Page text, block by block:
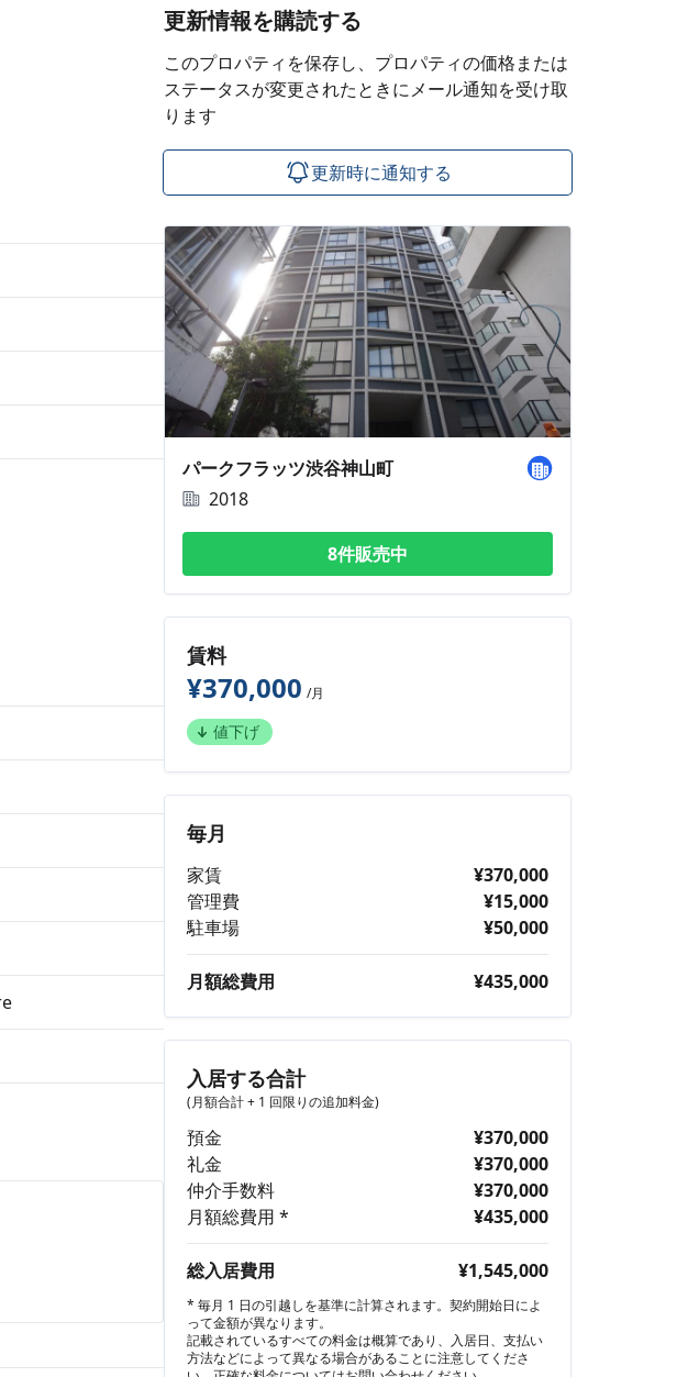
更新情報を購読する
このプロパティを保存し、プロパティの価格または
ステータスが変更されたときにメール通知を受け取
ります
更新時に通知する
パークフラッツ渋谷神山町
2018
8件販売中
賃料
¥370,000 /月
値下げ
毎月
家賃
¥370,000
管理費
¥15,000
駐車場
¥50,000
月額総費用 ¥435,000
入居する合計
(月額合計 + 1 回限りの追加料金)
預金
¥370,000
礼金
¥370,000
仲介手数料
¥370,000
月額総費用 *
¥435,000
総入居費用 ¥1,545,000
* 毎月 1 日の引越しを基準に計算されます。契約開始日によ
って金額が異なります。
記載されているすべての料金は概算であり、入居日、支払い
方法などによって異なる場合があることに注意してくださ